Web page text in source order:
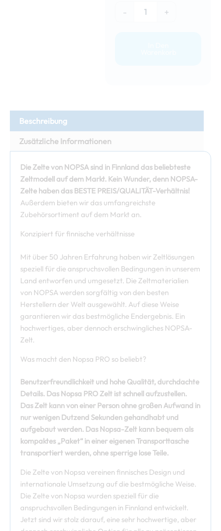
- +
Beschreibung
Zusätzliche Informationen
Die Zelte von NOPSA sind in Finnland das beliebteste
Zeltmodell auf dem Markt. Kein Wunder, denn NOPSA-
Zelte haben das BESTE PREIS/QUALITÄT-Verhältnis!
Außerdem bieten wir das umfangreichste
Zubehörsortiment auf dem Markt an.
Konzipiert für finnische verhältnisse
Mit über 50 Jahren Erfahrung haben wir Zeltlösungen
speziell für die anspruchsvollen Bedingungen in unserem
Land entworfen und umgesetzt. Die Zeltmaterialien
von NOPSA werden sorgfältig von den besten
Herstellern der Welt ausgewählt. Auf diese Weise
garantieren wir das bestmögliche Endergebnis. Ein
hochwertiges, aber dennoch erschwingliches NOPSA-
Zelt.
Was macht den Nopsa PRO so beliebt?
Benutzerfreundlichkeit und hohe Qualität, durchdachte
Details. Das Nopsa PRO Zelt ist schnell aufzustellen.
Das Zelt kann von einer Person ohne großen Aufwand in
nur wenigen Dutzend Sekunden gehandhabt und
aufgebaut werden. Das Nopsa-Zelt kann bequem als
kompaktes „Paket“ in einer eigenen Transporttasche
transportiert werden, ohne sperrige lose Teile.
Die Zelte von Nopsa vereinen finnisches Design und
internationale Umsetzung auf die bestmögliche Weise.
Die Zelte von Nopsa wurden speziell für die
anspruchsvollen Bedingungen in Finnland entwickelt.
Jetzt sind wir stolz darauf, eine sehr hochwertige, aber